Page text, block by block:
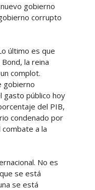
gobierno
corrupto
último es que
la reina
complot.
gobierno
gasto público hoy
del PIB,
condenado por
a la
No es
se está
se está